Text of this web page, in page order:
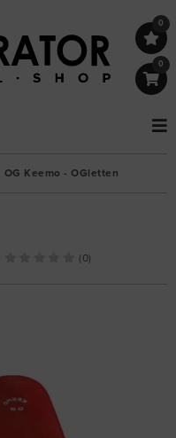
0
0
OG Keemo - OGletten
(0)